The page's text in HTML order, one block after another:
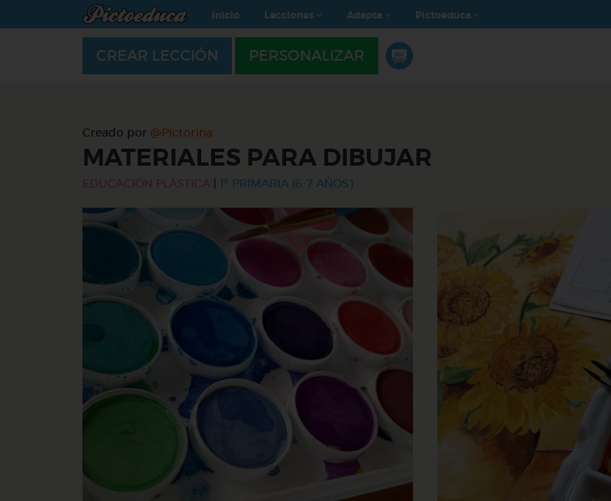
Inicio Lecciones Adapta Pictoeduca
CREAR LECCIÓN PERSONALIZAR
Creado por @Pictorina
MATERIALES PARA DIBUJAR
EDUCACIÓN PLÁSTICA 1º PRIMARIA (6-7 AÑOS)